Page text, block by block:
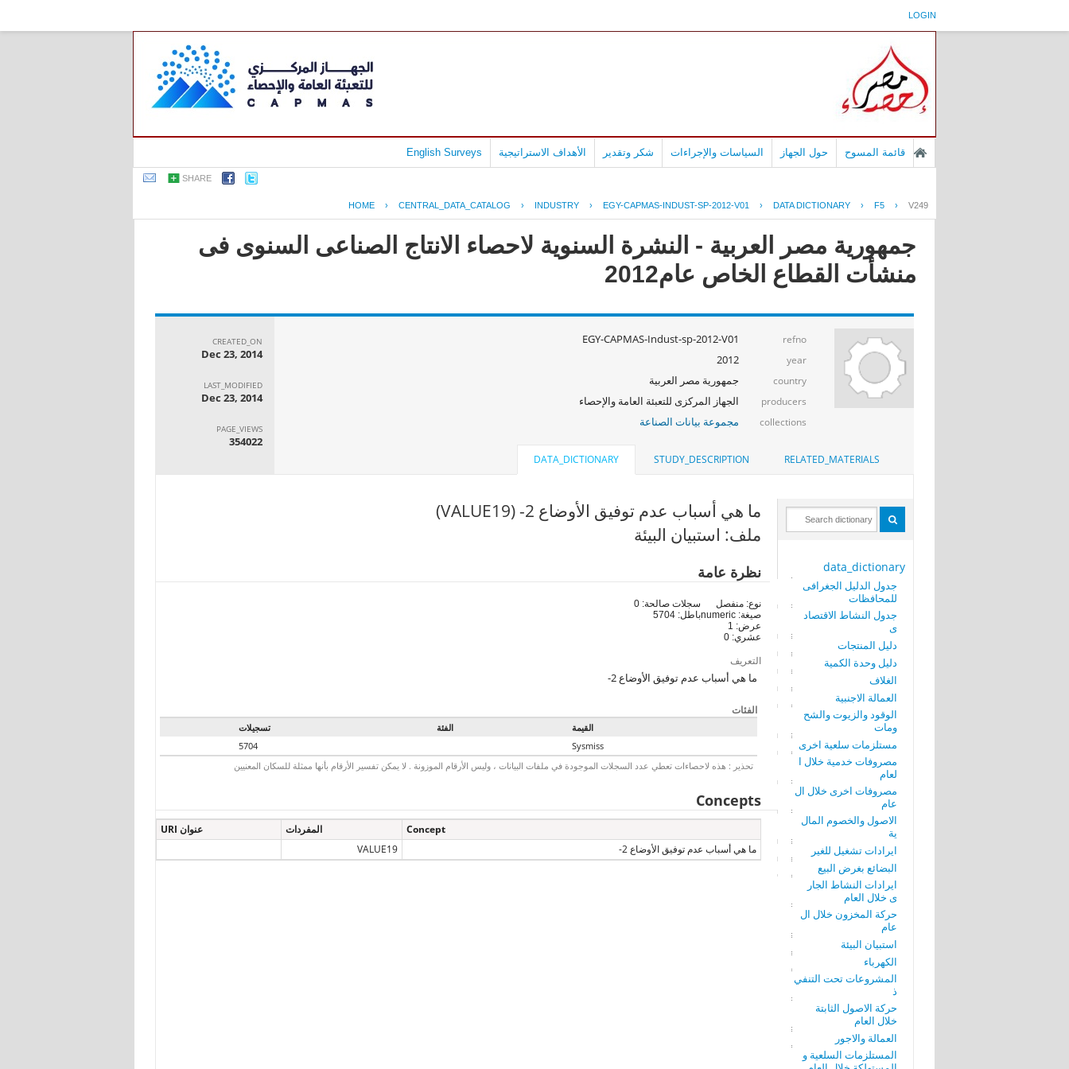
LOGIN
قائمة المسوح حول الجهاز السياسات والإجراءات شكر وتقدير الأهداف الاستراتيجية English Surveys
SHARE
HOME › CENTRAL_DATA_CATALOG › INDUSTRY › EGY-CAPMAS-INDUST-SP-2012-V01 › DATA DICTIONARY › F5 › V249
جمهورية مصر العربية - النشرة السنوية لاحصاء الانتاج الصناعى السنوى فى
منشأت القطاع الخاص عام2012
refno
EGY-CAPMAS-Indust-sp-2012-V01
year
2012
country جمهورية مصر العربية
producers الجهاز المركزى للتعبئة العامة والإحصاء
collections مجموعة بيانات الصناعة
CREATED_ON
Dec 23, 2014
LAST_MODIFIED
Dec 23, 2014
PAGE_VIEWS
354022
RELATED_MATERIALS
STUDY_DESCRIPTION
DATA_DICTIONARY
data_dictionary
جدول الدليل الجغرافى
للمحافظات
جدول النشاط الاقتصاد
ى
دليل المنتجات
دليل وحدة الكمية
الغلاف
العمالة الاجنبية
الوقود والزيوت والشح
ومات
مستلزمات سلعية اخرى
مصروفات خدمية خلال ا
لعام
مصروفات اخرى خلال ال
عام
الاصول والخصوم المال
ية
ايرادات تشغيل للغير
البضائع بغرض البيع
ايرادات النشاط الجار
ى خلال العام
حركة المخزون خلال ال
عام
استبيان البيئة
الكهرباء
المشروعات تحت التنفي
ذ
حركة الاصول الثابتة
خلال العام
العمالة والاجور
المستلزمات السلعية و
ما هي أسباب عدم توفيق الأوضاع 2- (VALUE19)
ملف: استبيان البيئة
نظرة عامة
نوع: منفصل
صيغة: numeric
عرض: 1
عشري: 0
سجلات صالحة: 0
باطل: 5704
التعريف
ما هي أسباب عدم توفيق الأوضاع 2-
الفئات
القيمة الفئة
تسجيلات
Sysmiss
5704
تحذير : هذه لاحصاءات تعطي عدد السجلات الموجودة في ملفات البيانات ، وليس الأرقام الموزونة . لا يمكن تفسير الأرقام بأنها ممثلة للسكان المعنيين
Concepts
Concept المفردات
عنوان URI
ما هي أسباب عدم توفيق الأوضاع 2-
VALUE19